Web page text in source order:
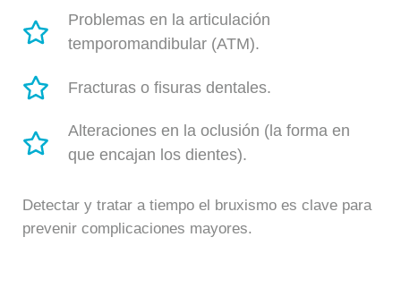
Problemas en la articulación
temporomandibular (ATM).
Fracturas o fisuras dentales.
Alteraciones en la oclusión (la forma en
que encajan los dientes).
Detectar y tratar a tiempo el bruxismo es clave para
prevenir complicaciones mayores.